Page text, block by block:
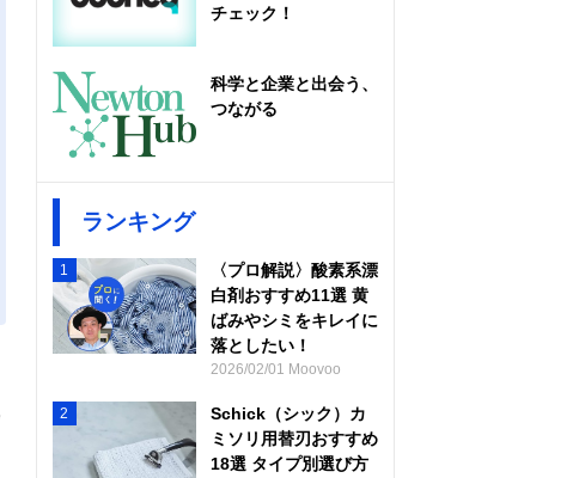
チェック！
科学と企業と出会う、
つながる
ランキング
1
〈プロ解説〉酸素系漂
白剤おすすめ11選 黄
ばみやシミをキレイに
落としたい！
2026/02/01 Moovoo
2
Schick（シック）カ
ミソリ用替刃おすすめ
18選 タイプ別選び方